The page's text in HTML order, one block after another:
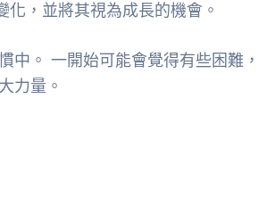
，並將其視為成長的機會。
中。 一開始可能會覺得有些困難，
力量。